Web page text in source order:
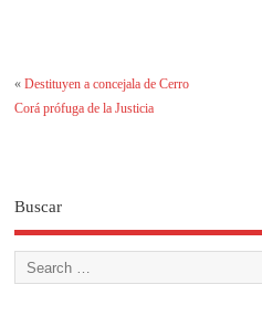
«Destituyen a concejala de Cerro
Corá prófuga de la Justicia
Buscar